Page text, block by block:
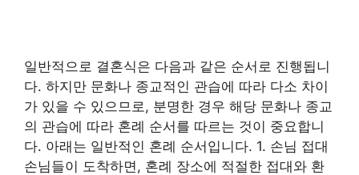
일반적으로 결혼식은 다음과 같은 순서로 진행됩니
다. 하지만 문화나 종교적인 관습에 따라 다소 차이
가 있을 수 있으므로, 분명한 경우 해당 문화나 종교
의 관습에 따라 혼례 순서를 따르는 것이 중요합니
다. 아래는 일반적인 혼례 순서입니다. 1. 손님 접대
손님들이 도착하면, 혼례 장소에 적절한 접대와 환